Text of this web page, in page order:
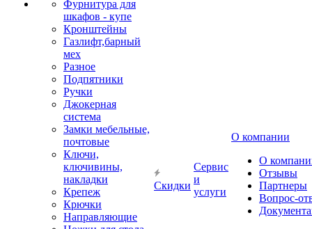
Фурнитура для
шкафов - купе
Кронштейны
Газлифт,барный
мех
Разное
Подпятники
Ручки
Джокерная
система
Замки мебельные,
почтовые
Ключи,
ключивины,
накладки
Крепеж
Крючки
Направляющие
Скидки
Сервис
и
услуги
О компании
О
Отзывы
Партнеры
Вопрос-